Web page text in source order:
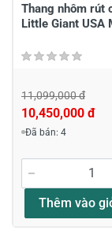
Đánh giá sao
Thang nhôm rút
Little Giant USA
11,099,000 đ
10,450,000 đ
Đã bán: 4
Thêm vào